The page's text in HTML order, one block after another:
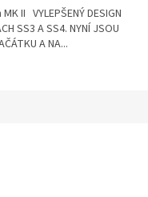
II VYLEPŠENÝ DESIGN
SS3 A SS4. NYNÍ JSOU
A NA...